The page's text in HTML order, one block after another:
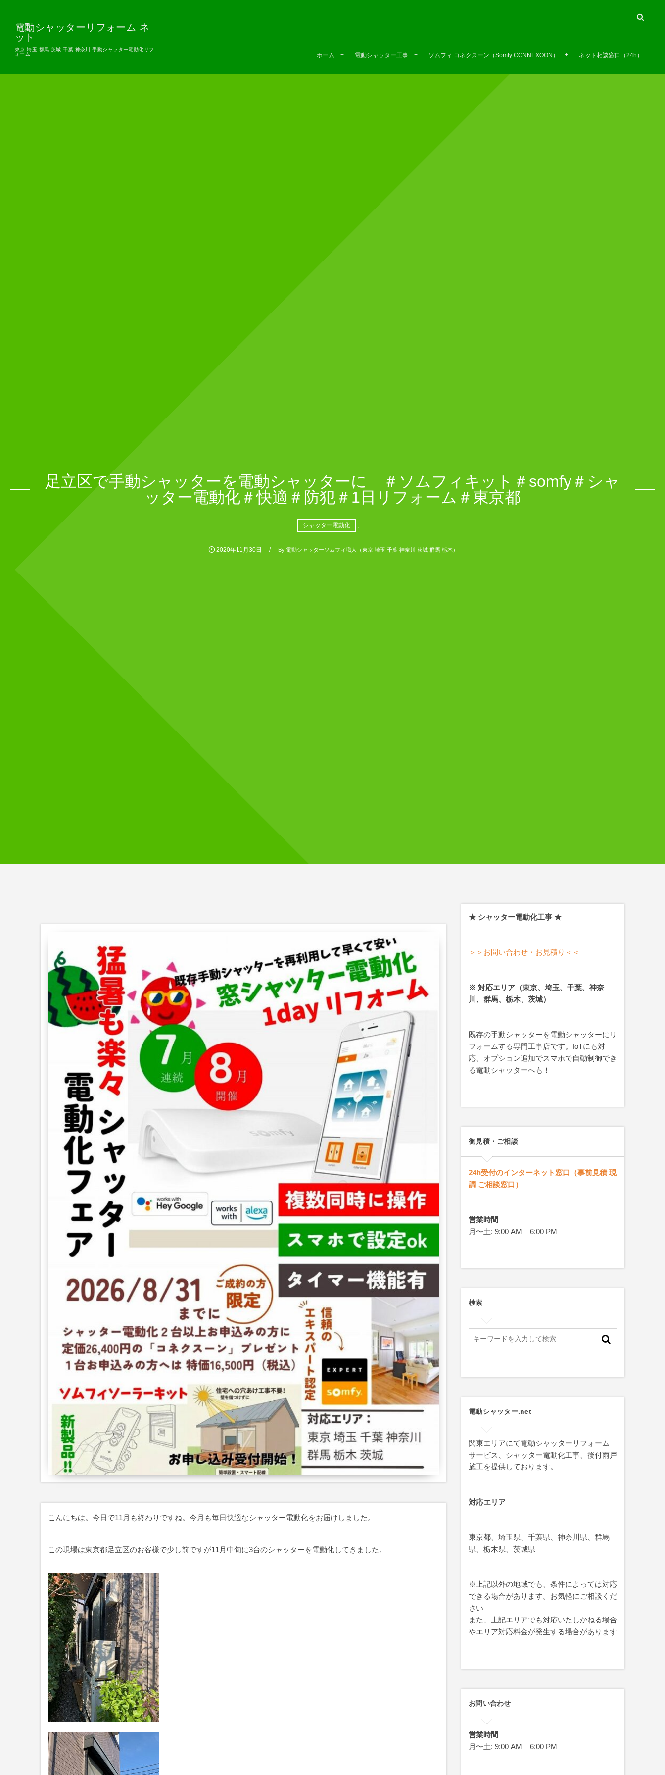
電動シャッターリフォーム ネ
ット
東京 埼玉 群馬 茨城 千葉 神奈川 手動シャッター電動化リフ
ォーム
ホーム 電動シャッター工事 ソムフィ コネクスーン（Somfy CONNEXOON） ネット相談窓口（24h）
足立区で手動シャッターを電動シャッターに ＃ソムフィキット＃somfy＃シャ
ッター電動化＃快適＃防犯＃1日リフォーム＃東京都
シャッター電動化 , …
2020年11月30日 By 電動シャッターソムフィ職人（東京 埼玉 千葉 神奈川 茨城 群馬 栃木）
こんにちは。今日で11月も終わりですね。今月も毎日快適なシャッター電動化をお届けしました。
この現場は東京都足立区のお客様で少し前ですが11月中旬に3台のシャッターを電動化してきました。
★ シャッター電動化工事 ★
＞＞お問い合わせ・お見積り＜＜
※ 対応エリア（東京、埼玉、千葉、神奈
川、群馬、栃木、茨城）
既存の手動シャッターを電動シャッターにリ
フォームする専門工事店です。IoTにも対
応、オプション追加でスマホで自動制御でき
る電動シャッターへも！
御見積・ご相談
24h受付のインターネット窓口（事前見積 現
調 ご相談窓口）
営業時間
月〜土: 9:00 AM – 6:00 PM
検索
電動シャッター.net
関東エリアにて電動シャッターリフォーム
サービス、シャッター電動化工事、後付雨戸
施工を提供しております。
対応エリア
東京都、埼玉県、千葉県、神奈川県、群馬
県、栃木県、茨城県
※上記以外の地域でも、条件によっては対応
できる場合があります。お気軽にご相談くだ
さい
また、上記エリアでも対応いたしかねる場合
やエリア対応料金が発生する場合があります
お問い合わせ
営業時間
月〜土: 9:00 AM – 6:00 PM